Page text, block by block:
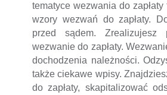
tematyce wezwania do
wzory wezwań do zapłaty.
przed sądem. Zrealizujesz
wezwanie do zapłaty.
dochodzenia należności.
także ciekawe wpisy.
do zapłaty, skapitalizować